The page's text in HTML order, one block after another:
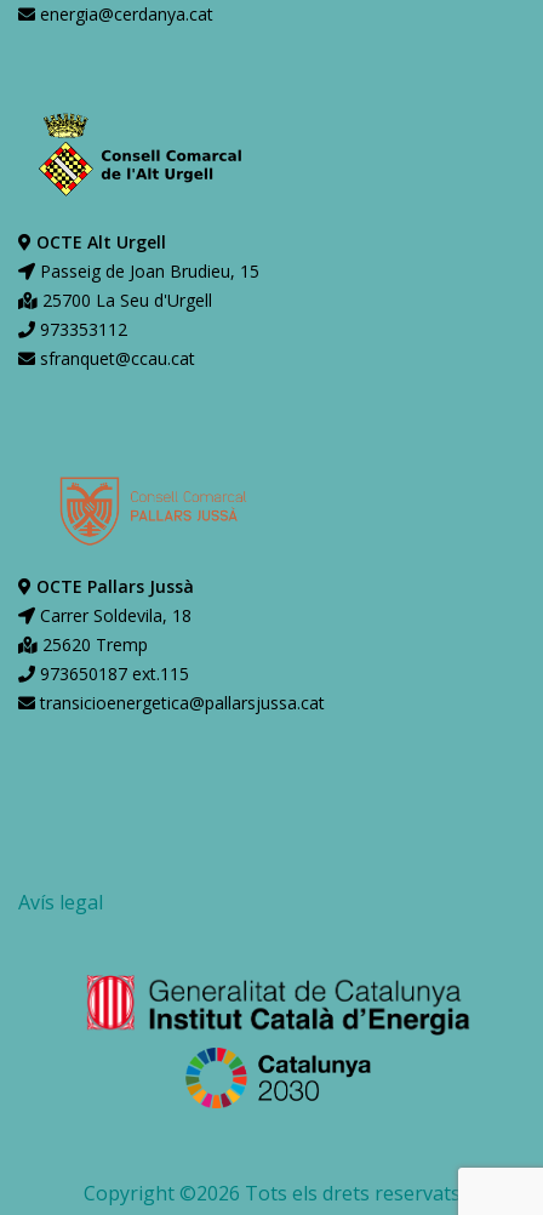
energia@cerdanya.cat
OCTE Alt Urgell
Passeig de Joan Brudieu, 15
25700 La Seu d'Urgell
973353112
sfranquet@ccau.cat
OCTE Pallars Jussà
Carrer Soldevila, 18
25620 Tremp
973650187 ext.115
transicioenergetica@pallarsjussa.cat
Avís legal
Copyright ©2026 Tots els drets reservats